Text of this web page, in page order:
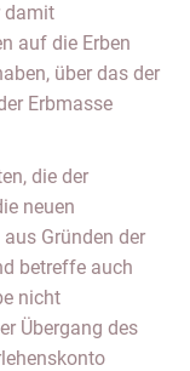
damit
auf die Erben
über das der
Erbmasse
die der
neuen
Gründen der
betreffe auch
nicht
Übergang des